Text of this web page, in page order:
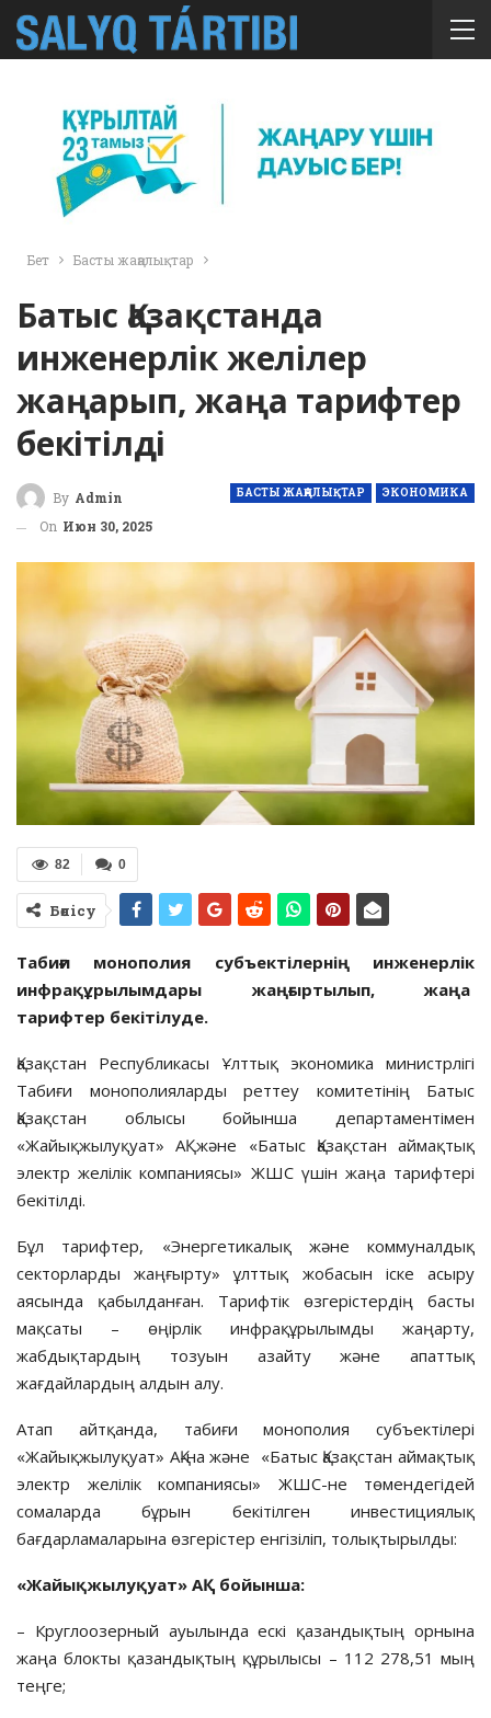
Бет Басты жаңалықтар
Батыс Қазақстанда
инженерлік желілер
жаңарып, жаңа тарифтер
бекітілді
БАСТЫ ЖАҢАЛЫҚТАР ЭКОНОМИКА
By Admin
On Июн 30, 2025
0
82
Бөлісу
Табиғи монополия субъектілернің инженерлік
инфрақұрылымдары жаңғыртылып, жаңа
тарифтер бекітілуде.
Қазақстан Республикасы Ұлттық экономика министрлігі
Табиғи монополияларды реттеу комитетінің Батыс
Қазақстан облысы бойынша департаментімен
«Жайықжылуқуат» АҚ және «Батыс Қазақстан аймақтық
электр желілік компаниясы» ЖШС үшін жаңа тарифтері
бекітілді.
Бұл тарифтер, «Энергетикалық және коммуналдық
секторларды жаңғырту» ұлттық жобасын іске асыру
аясында қабылданған. Тарифтік өзгерістердің басты
мақсаты – өңірлік инфрақұрылымды жаңарту,
жабдықтардың тозуын азайту және апаттық
жағдайлардың алдын алу.
Атап айтқанда, табиғи монополия субъектілері
«Жайықжылуқуат» АҚ-на және «Батыс Қазақстан аймақтық
электр желілік компаниясы» ЖШС-не төмендегідей
сомаларда бұрын бекітілген инвестициялық
бағдарламаларына өзгерістер енгізіліп, толықтырылды:
«Жайықжылуқуат» АҚ бойынша:
– Круглоозерный ауылында ескі қазандықтың орнына
жаңа блокты қазандықтың құрылысы – 112 278,51 мың
теңге;